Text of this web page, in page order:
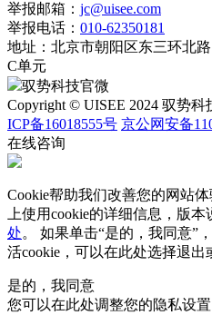
举报邮箱： jc@uisee.com
举报电话： 010-62350181
地址： 北京市朝阳区东三环北
C单元
驭势科技官微
Copyright © UISEE 2024 驭势
ICP备16018555号 京公网安备
在线咨询
Cookie帮助我们改善您的网站
上使用cookie的详细信息，版
处。 如果单击“是的，我同意”
活cookie，可以在此处选择退出
是的，我同意
您可以在此处调整您的隐私设置